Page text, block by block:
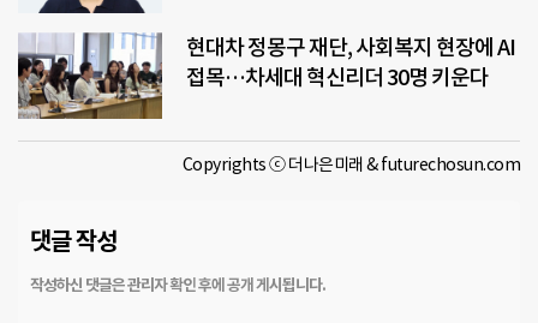
현대차 정몽구 재단, 사회복지 현장에 AI
접목…차세대 혁신리더 30명 키운다
Copyrights ⓒ 더나은미래 & futurechosun.com
댓글 작성